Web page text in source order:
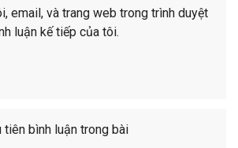
email, và trang web trong trình duyệt
luận kế tiếp của tôi.
tiên bình luận trong bài